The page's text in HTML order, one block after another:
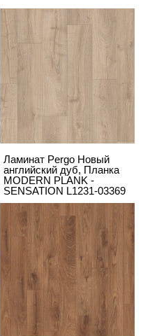
Ламинат Pergo Новый
английский дуб, Планка
MODERN PLANK -
SENSATION L1231-03369